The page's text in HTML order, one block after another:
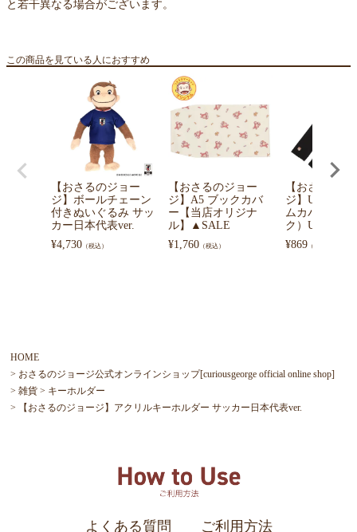
と若干異なる場合がございます。
この商品を見ている人におすすめ
【おさるのジョー
ジ】ボールチェーン
付きぬいぐるみ サッ
カー日本代表ver.
¥4,730 （税込）
【おさるのジョー
ジ】A5 ブックカバ
ー【当店オリジナ
ル】▲SALE
¥1,760 （税込）
【おさるのジ
ジ】UVカッ
ムカバー（ブ
ク）
¥869 （税込）
HOME
おさるのジョージ公式オンラインショップ[curiousgeorge official online shop]
雑貨
キーホルダー
【おさるのジョージ】アクリルキーホルダー サッカー日本代表ver.
よくある質問 ご利用方法